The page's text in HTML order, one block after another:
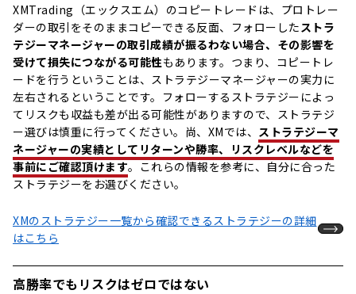
XMTrading（エックスエム）のコピートレードは、プロトレー
ダーの取引をそのままコピーできる反面、フォローした ストラ
テジーマネージャーの取引成績が振るわない場合、その影響を
受けて損失につながる可能性もあります。つまり、コピートレ
ードを行うということは、ストラテジーマネージャーの実力に
左右されるということです。フォローするストラテジーによっ
てリスクも収益も差が出る可能性がありますので、ストラテジ
ー選びは慎重に行ってください。尚、XMでは、 ストラテジーマ
ネージャーの実績としてリターンや勝率、リスクレベルなどを
事前にご確認頂けます。これらの情報を参考に、自分に合った
ストラテジーをお選びください。
XMのストラテジー一覧から確認できるストラテジーの詳細
はこちら
高勝率でもリスクはゼロではない